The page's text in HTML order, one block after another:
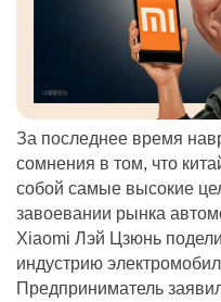
За последнее время
сомнения в том, что
собой самые высокие
завоевании рынка
Xiaomi Лэй Цзюнь
индустрию
Предприниматель